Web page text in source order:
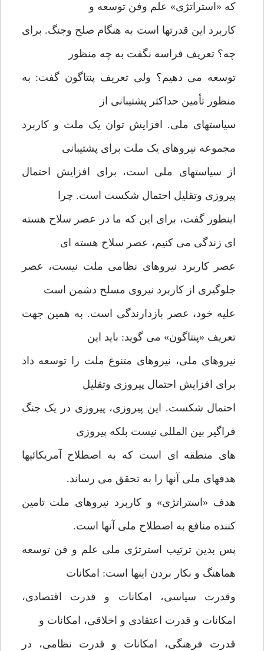
که «استراتژی» علم وفن توسعه و
کاربرد این قدرتها است به هنگام صلح وجنگ. برای
چه؟ تعریف فراسه نگفت به چه منظور
توسعه می دهیم؟ ولی تعریف پنتاگون گفت: به
منظور تأمین حداکثر پشتیبانی از
سیاستهای ملی. افزایش توان یک ملت و کاربرد
مجموعه نیروهای یک ملت برای پشتیبانی
از سیاستهای ملی است، برای افزایش احتمال
پیروزی وتقلیل احتمال شکست است. چرا
اینطور گفت، برای این که ما در عصر سلاح هسته
ای زندگی می کنیم، عصر سلاح هسته ای
عصر کاربرد نیروهای نظامی ملت نیست، عصر
جلوگیری از کاربرد نیروی مسلح دشمن است
علیه خود، عصر بازدارندگی است. به همین جهت
تعریف «پنتاگون» می گوید: باید این
نیروهای ملی، نیروهای متنوع ملت را توسعه داد
برای افزایش احتمال پیروزی وتقلیل
احتمال شکست. این پیروزی، پیروزی در یک جنگ
فراگیر بین المللی نیست بلکه پیروزی
های منطقه ای است که به اصطلاح آمریکائیها
هدفهای ملی آنها را به تحقق می رساند.
هدف «استراتژی» و کاربرد نیروهای ملت تامین
کننده منافع به اصطلاح ملی آنها است.
پس بدین ترتیب استرتژی ملی علم و فن توسعه
هماهنگ و بکار بردن اینها است: امکانات
وقدرت سیاسی، امکانات و قدرت اقتصادی،
امکانات و قدرت اعتقادی و اخلاقی، امکانات و
قدرت فرهنگی، امکانات و قدرت نظامی، در